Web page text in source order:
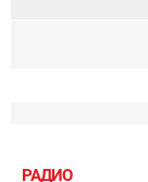
РАДИО